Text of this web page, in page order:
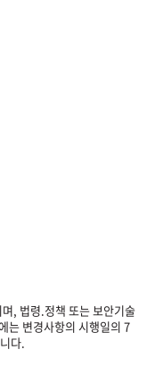
, 법령.정책 또는 보안기술
는 변경사항의 시행일의 7
다.